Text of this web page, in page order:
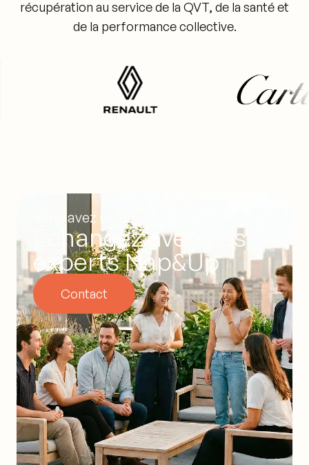
récupération au service de la QVT, de la santé et
de la performance collective.
Vous avez un projet ?
Échangez avec nos
experts Nap&Up
Contact